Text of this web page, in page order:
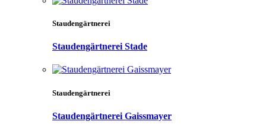
Staudengärtnerei
Staudengärtnerei Stade
Staudengärtnerei
Staudengärtnerei Gaissmayer